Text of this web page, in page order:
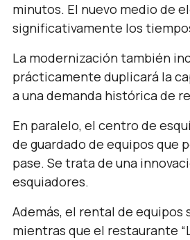
minutos. El nuevo medio de
significativamente los
La modernización también
prácticamente duplicará la
a una demanda histórica de
En paralelo, el centro de
de guardado de equipos que
pase. Se trata de una
esquiadores.
Además, el rental de equipos
mientras que el restaurante